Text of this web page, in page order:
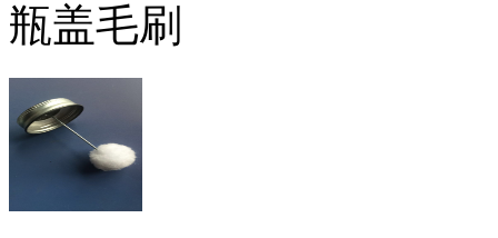
瓶盖毛刷